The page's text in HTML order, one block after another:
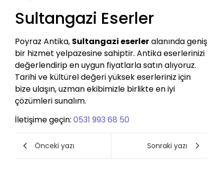
Sultangazi Eserler
Poyraz Antika, Sultangazi eserleralanında geniş
bir hizmet yelpazesine sahiptir. Antika eserlerinizi
değerlendirip en uygun fiyatlarla satın alıyoruz.
Tarihi ve kültürel değeri yüksek eserleriniz için
bize ulaşın, uzman ekibimizle birlikte en iyi
çözümleri sunalım.
İletişime geçin: 0531 993 68 50
Önceki yazı Sonraki yazı